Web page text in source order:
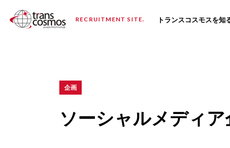
RECRUITMENT SITE. トランスコスモスを知
企画
ソーシャルメディ